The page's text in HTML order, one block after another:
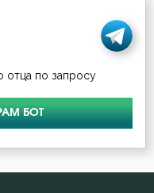
отца по запросу
БОТ